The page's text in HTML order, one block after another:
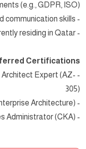
(e.g., GDPR, ISO).
- Strong leadership and communication skills.
- Candidates must be currently residing in Qatar.
Certifications
Architect Expert (AZ-
305)
- TOGAF (Enterprise Architecture)
- Certified Kubernetes Administrator (CKA)